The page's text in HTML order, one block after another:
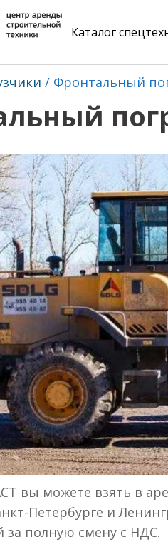
Каталог
Фронтальный
вы можете взять в
Петербурге и
за полную смену с НДС.